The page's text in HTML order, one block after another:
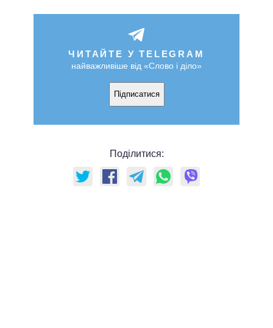
ЧИТАЙТЕ У TELEGRAM
найважливіше від «Слово і діло»
Підписатися
Поділитися: